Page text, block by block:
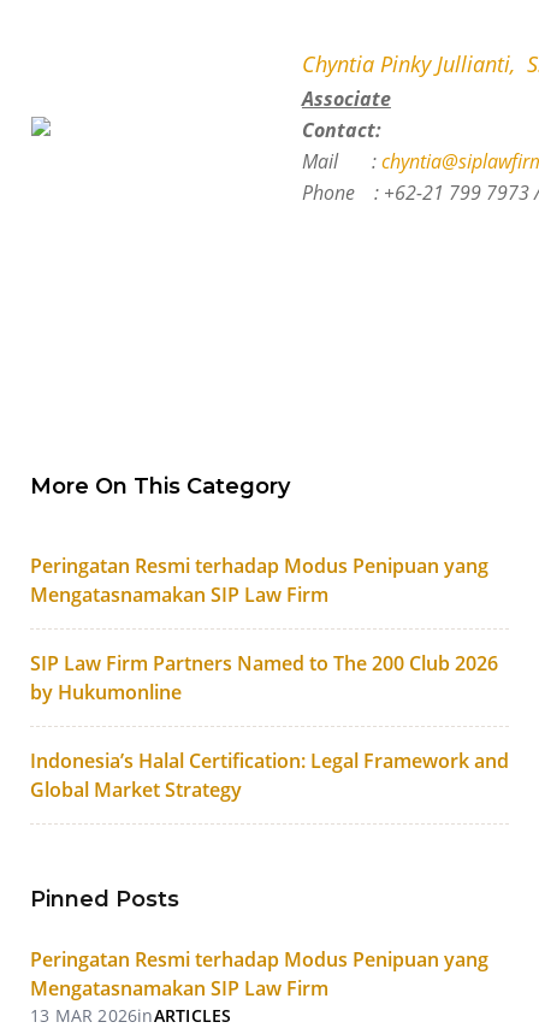
Chyntia Pinky Jullianti,
Associate
Contact:
Mail :
Phone : +62-21 799 7973
More On This Category
Peringatan Resmi terhadap Modus Penipuan yang
Mengatasnamakan SIP Law Firm
SIP Law Firm Partners Named to The 200 Club 2026
by Hukumonline
Indonesia’s Halal Certification: Legal Framework and
Global Market Strategy
Pinned Posts
Peringatan Resmi terhadap Modus Penipuan yang
Mengatasnamakan SIP Law Firm
13 MAR 2026inARTICLES